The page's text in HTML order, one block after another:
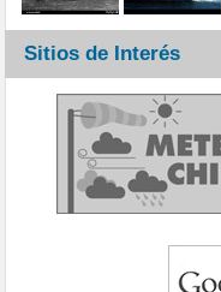
Sitios de Interés